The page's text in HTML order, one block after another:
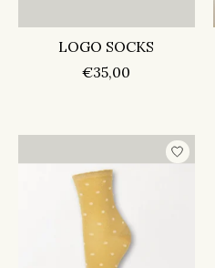
LOGO SOCKS
€35,00